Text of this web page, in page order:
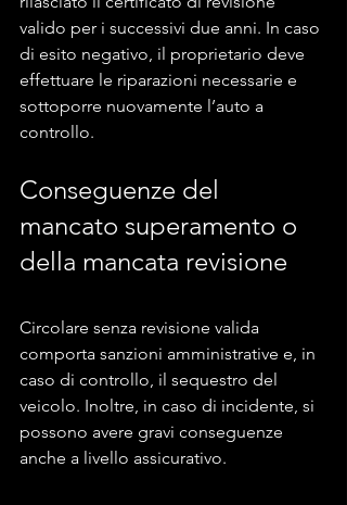
valido per i successivi due anni. In caso
di esito negativo, il proprietario deve
effettuare le riparazioni necessarie e
sottoporre nuovamente l’auto a
controllo.
Conseguenze del
mancato superamento o
della mancata revisione
Circolare senza revisione valida
comporta sanzioni amministrative e, in
caso di controllo, il sequestro del
veicolo. Inoltre, in caso di incidente, si
possono avere gravi conseguenze
anche a livello assicurativo.